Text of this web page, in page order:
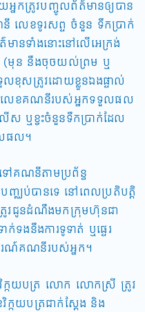
កត្រូវបញ្ចូលព័ត៌មានឲ្យបាន
លេខទូរសព្ទ ចំនួន ទឹកប្រាក់
មានទាំងនោះនៅលើអេក្រង់
ត់ (មុន នឹងចុចយល់ព្រម ឬ
លខុសត្រូវដោយខ្លួនឯងផ្ទាល់
ស លេខគណនីរបស់អ្នកទទួលផល
ើស ឬខ្វះចំនួនទឹកប្រាក់ដែល
លផល។
គណនីតាមប្រព័ន្ធ
បញ្ឈប់បានទេ នៅពេលប្រតិបត្តិ
ត្រូវជូនដំណឹងមកក្រុមហ៊ុនជា
ទងនឹងការទូទាត់ ឬផ្ទេរ
ារណ៍គណនីរបស់អ្នក។
កយបត្រ លោក លោកស្រី ត្រូវ
វិក្កយបត្រជាក់ស្តែង និង